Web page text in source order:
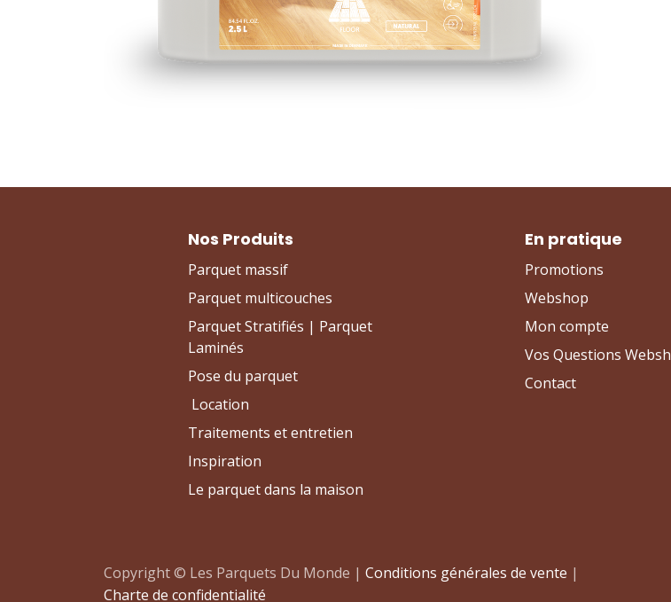
Nos Produits
Parquet massif
Parquet multicouches
Parquet Stratifiés | Parquet
Laminés
Pose du parquet
Location
Traitements et entretien
Inspiration
Le parquet dans la maison
En pratique
Promotions
Webshop
Mon compte
Vos Questions
Contact
Copyright © Les Parquets Du Monde | Conditions générales de vente |
Charte de confidentialité